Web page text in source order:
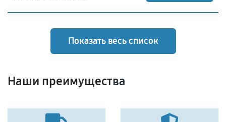
Показать весь список
Наши преимущества